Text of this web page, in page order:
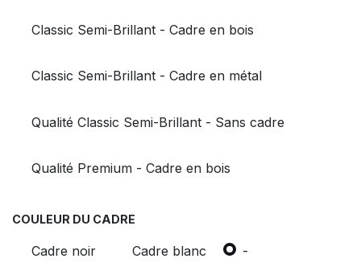
Classic Semi-Brillant - Cadre en bois
Classic Semi-Brillant - Cadre en métal
Qualité Classic Semi-Brillant - Sans cadre
Qualité Premium - Cadre en bois
COULEUR DU CADRE
Cadre noir Cadre blanc -